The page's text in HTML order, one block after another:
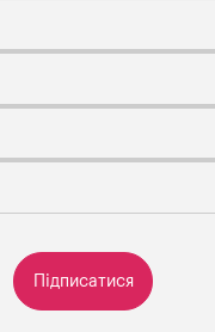
Підписатися